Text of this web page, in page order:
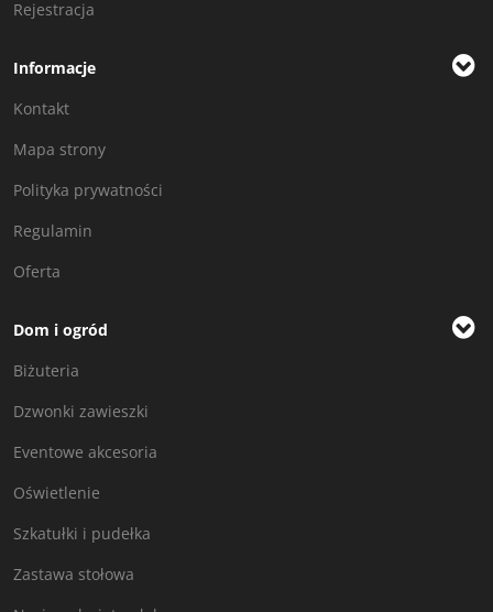
Rejestracja
Informacje
Kontakt
Mapa strony
Polityka prywatności
Regulamin
Oferta
Dom i ogród
Biżuteria
Dzwonki zawieszki
Eventowe akcesoria
Oświetlenie
Szkatułki i pudełka
Zastawa stołowa